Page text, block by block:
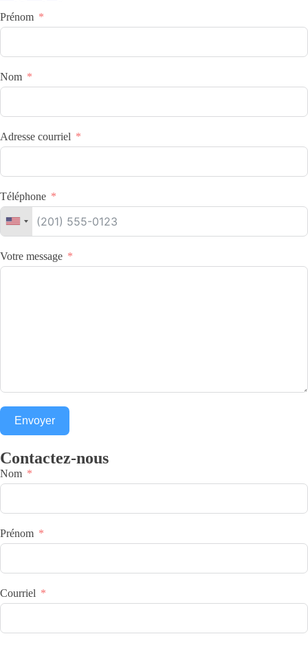
Prénom
Nom
Adresse courriel
Téléphone
Votre message
Envoyer
Contactez-nous
Nom
Prénom
Courriel